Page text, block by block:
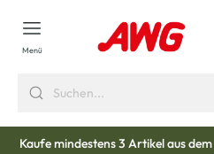
springen
Menü
Kaufe mindestens 3 Artikel aus dem